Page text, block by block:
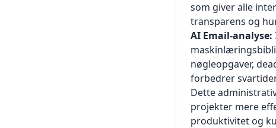
som giver alle
transparens og
AI Email-analyse:
nøgleopgaver,
forbedrer
Dette
projekter mere
produktivitet og